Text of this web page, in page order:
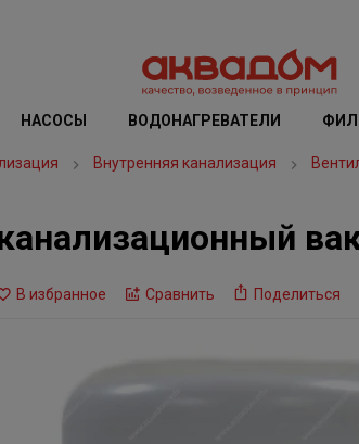
НАСОСЫ ВОДОНАГРЕВАТЕЛИ
Внутренняя канализация
В избранное Сравнить Поделиться